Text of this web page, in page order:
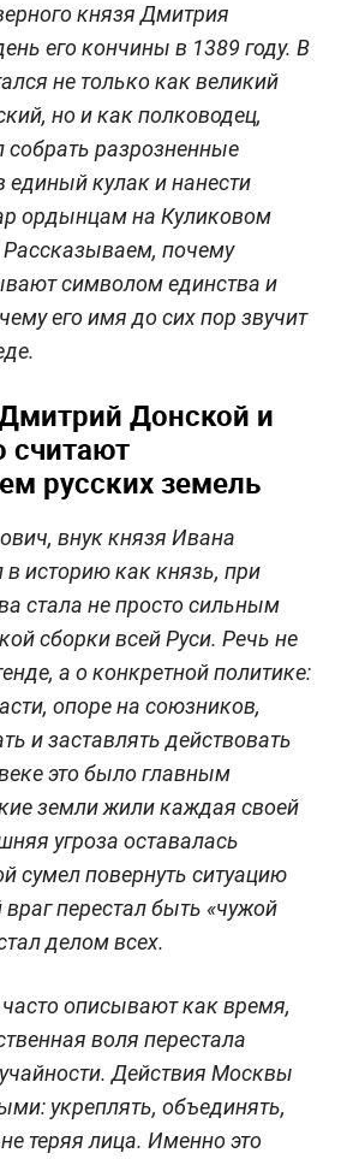
князя Дмитрия
его кончины в 1389 году. В
не только как великий
но и как полководец,
собрать разрозненные
единый кулак и нанести
ордынцам на Куликовом
почему
символом единства и
его имя до сих пор звучит
Донской и
считают
русских земель
внук князя Ивана
историю как князь, при
стала не просто сильным
сборки всей Руси. Речь не
а о конкретной политике:
опоре на союзников,
и заставлять действовать
это было главным
земли жили каждая своей
угроза оставалась
сумел повернуть ситуацию
перестал быть «чужой
делом всех.
описывают как время,
воля перестала
Действия Москвы
укреплять, объединять,
теряя лица. Именно это